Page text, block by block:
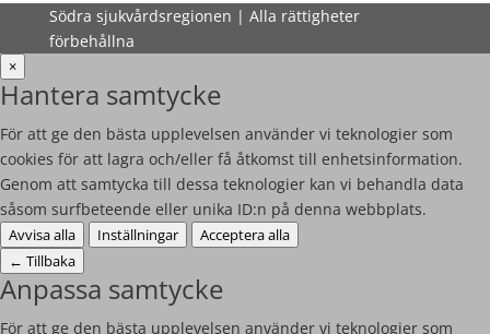
Södra sjukvårdsregionen | Alla rättigheter
förbehållna
×
Hantera samtycke
För att ge den bästa upplevelsen använder vi teknologier som
cookies för att lagra och/eller få åtkomst till enhetsinformation.
Genom att samtycka till dessa teknologier kan vi behandla data
såsom surfbeteende eller unika ID:n på denna webbplats.
Avvisa alla Inställningar
Acceptera alla
← Tillbaka
Anpassa samtycke
För att ge den bästa upplevelsen använder vi teknologier som